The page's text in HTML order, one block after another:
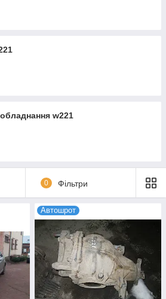
w221
0 Фільтри
Автошрот